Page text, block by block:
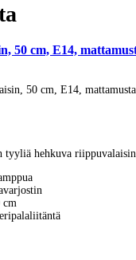
50 cm, E14,
50 cm, E14,
hehkuva
cm